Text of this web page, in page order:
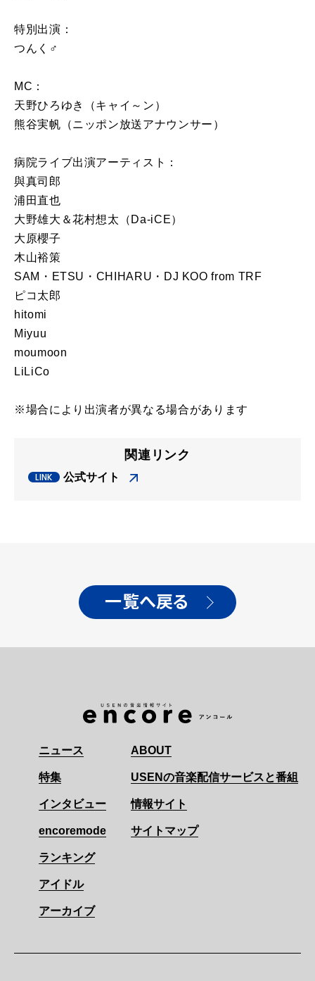
特別出演：
つんく♂
MC：
天野ひろゆき（キャイ～ン）
熊谷実帆（ニッポン放送アナウンサー）
病院ライブ出演アーティスト：
與真司郎
浦田直也
大野雄大＆花村想太（Da-iCE）
大原櫻子
木山裕策
SAM・ETSU・CHIHARU・DJ KOO from TRF
ピコ太郎
hitomi
Miyuu
moumoon
LiLiCo
※場合により出演者が異なる場合があります
関連リンク
公式サイト
一覧へ戻る
ニュース
特集
インタビュー
encoremode
ランキング
アイドル
アーカイブ
ABOUT
USENの音楽配信サービスと番組
情報サイト
サイトマップ